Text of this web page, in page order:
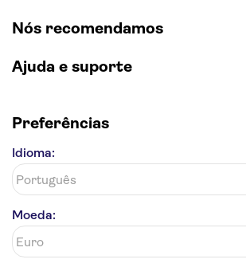
Mosteiro dos Jerónimos
Nós recomendamos
Ajuda e suporte
Preferências
Idioma:
Moeda: